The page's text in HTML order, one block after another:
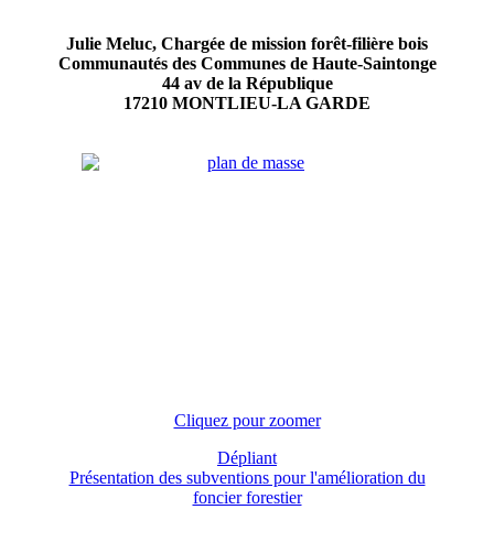
Julie Meluc, Chargée de mission forêt-filière bois
Communautés des Communes de Haute-Saintonge
44 av de la République
17210 MONTLIEU-LA GARDE
Cliquez pour zoomer
Dépliant
Présentation des subventions pour l'amélioration du
foncier forestier